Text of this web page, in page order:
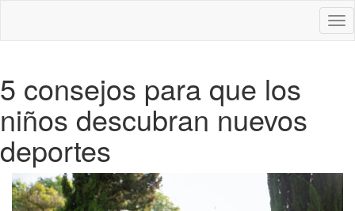
5 consejos para que los
niños descubran nuevos
deportes